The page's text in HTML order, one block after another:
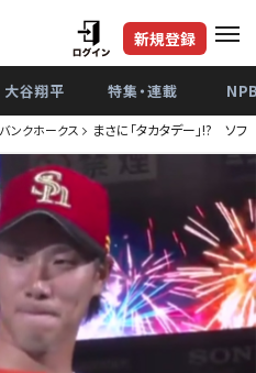
新規登録
大谷翔平 特集・連載
ンクホークス まさに「タカタデー」!? ソフ